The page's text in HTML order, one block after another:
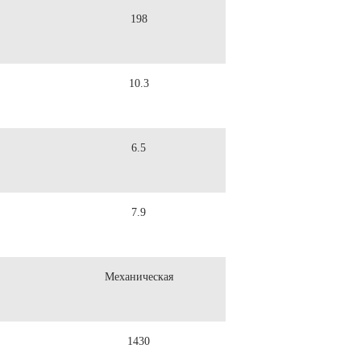
198
10.3
6.5
7.9
Механическая
1430